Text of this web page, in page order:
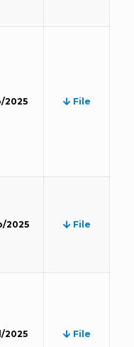
2025 File
2025 File
2025 File